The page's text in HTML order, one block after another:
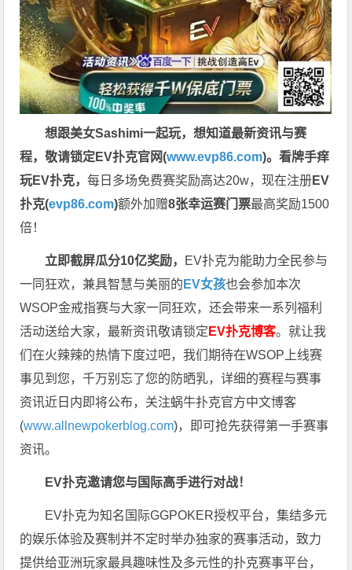
想跟美女Sashimi一起玩，想知道最新资讯与赛
程，敬请锁定EV扑克官网(www.evp86.com)。看牌手痒
玩EV扑克，每日多场免费赛奖励高达20w，现在注册EV
扑克(evp86.com)额外加赠8张幸运赛门票最高奖励1500
倍！
立即截屏瓜分10亿奖励， EV扑克为能助力全民参与
一同狂欢，兼具智慧与美丽的 EV女孩也会参加本次
WSOP金戒指赛与大家一同狂欢，还会带来一系列福利
活动送给大家，最新资讯敬请锁定 EV扑克博客。就让我
们在火辣辣的热情下度过吧，我们期待在WSOP上线赛
事见到您，千万别忘了您的防晒乳，详细的赛程与赛事
资讯近日内即将公布，关注蜗牛扑克官方中文博客
(www.allnewpokerblog.com)，即可抢先获得第一手赛事
资讯。
EV扑克邀请您与国际高手进行对战！
EV扑克为知名国际GGPOKER授权平台，集结多元
的娱乐体验及赛制并不定时举办独家的赛事活动，致力
提供给亚洲玩家最具趣味性及多元性的扑克赛事平台，